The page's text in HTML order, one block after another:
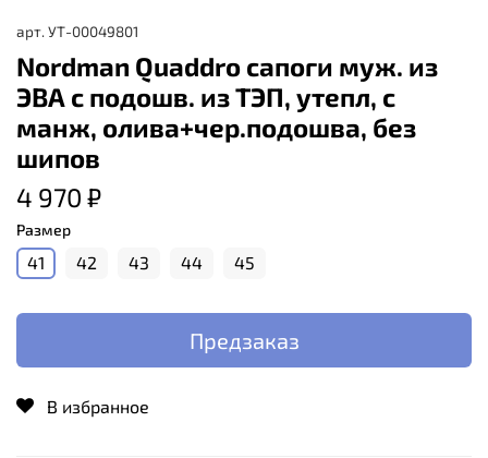
арт. УТ-00049801
Nordman Quaddro сапоги муж. из
ЭВА с подошв. из ТЭП, утепл, с
манж, олива+чер.подошва, без
шипов
4 970 ₽
Размер
41 42 43 44 45
Предзаказ
В избранное